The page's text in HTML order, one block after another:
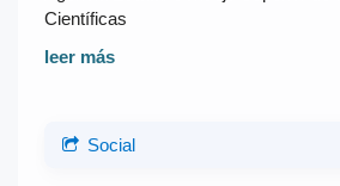
Científicas
leer más
Social